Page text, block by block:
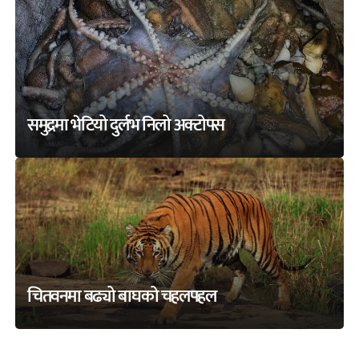
समुद्रमा भेटियो दुर्लभ निलो अक्टोपस
चितवनमा बढ्यो बाघको चहलपहल